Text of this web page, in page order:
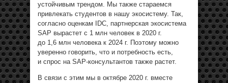
устойчивым трендом. Мы также стараемся
привлекать студентов в нашу экосистему. Так,
согласно оценкам IDC, партнерская экосистема
SAP вырастет с 1 млн человек в 2020 г.
до 1,6 млн человека к 2024 г. Поэтому можно
уверенно говорить, что и потребность есть,
и спрос на SAP-консультантов также растет.
В связи с этим мы в октябре 2020 г. вместе